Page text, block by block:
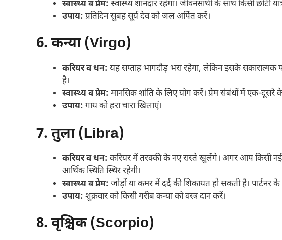
स्वास्थ्य व प्रेम: स्वास्थ्य शानदार रहेगा। जीवनसाथी के साथ किसी छोटी
उपाय: प्रतिदिन सुबह सूर्य देव को जल अर्पित करें।
6. कन्या (Virgo)
करियर व धन: यह सप्ताह भागदौड़ भरा रहेगा, लेकिन इसके सकारात्मक
है।
स्वास्थ्य व प्रेम: मानसिक शांति के लिए योग करें। प्रेम संबंधों में एक-दूसरे
उपाय: गाय को हरा चारा खिलाएं।
7. तुला (Libra)
करियर व धन: करियर में तरक्की के नए रास्ते खुलेंगे। अगर आप किसी
आर्थिक स्थिति स्थिर रहेगी।
स्वास्थ्य व प्रेम: जोड़ों या कमर में दर्द की शिकायत हो सकती है। पार्टनर
उपाय: शुक्रवार को किसी गरीब कन्या को वस्त्र दान करें।
8. वृश्चिक (Scorpio)